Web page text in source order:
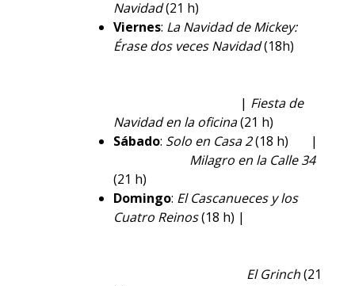
Navidad(21 h)
Viernes: La Navidad de Mickey:
Érase dos veces Navidad(18h)
| Fiesta de
Navidad en la oficina(21 h)
Sábado: Solo en Casa 2(18 h) |
Milagro en la Calle 34
(21 h)
Domingo: El Cascanueces y los
Cuatro Reinos(18 h) |
El Grinch(21